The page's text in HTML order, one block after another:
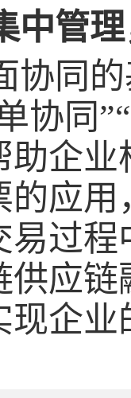
中管
协同
协同
助企
的应
易过
供应
现企